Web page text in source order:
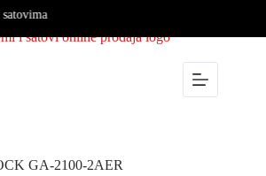
GA-2100-2AER